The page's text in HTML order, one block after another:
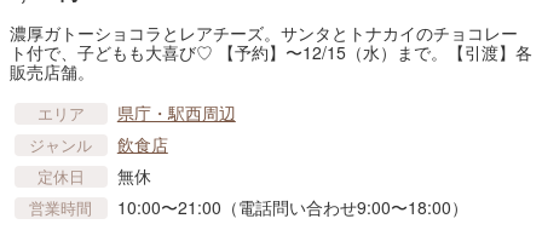
濃厚ガトーショコラとレアチーズ。サンタとトナカイのチョコレー
ト付で、子どもも大喜び♡ 【予約】〜12/15（水）まで。【引渡】各
販売店舗。
エリア 県庁・駅西周辺
ジャンル 飲食店
定休日 無休
営業時間 10:00〜21:00（電話問い合わせ9:00〜18:00）